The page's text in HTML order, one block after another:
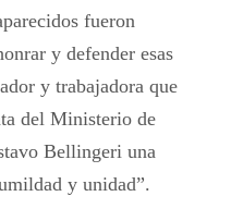
fueron
y defender esas
y trabajadora que
del Ministerio de
Bellingeri una
y unidad”.